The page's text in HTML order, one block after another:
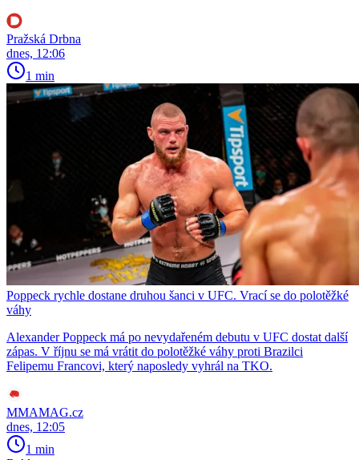
Pražská Drbna
dnes, 12:06
1 min
Poppeck rychle dostane druhou šanci v UFC. Vrací se do polotěžké
váhy
Alexander Poppeck má po nevydařeném debutu v UFC dostat další
zápas. V říjnu se má vrátit do polotěžké váhy proti Brazilci
Felipemu Francovi, který naposledy vyhrál na TKO.
MMAMAG.cz
dnes, 12:05
1 min